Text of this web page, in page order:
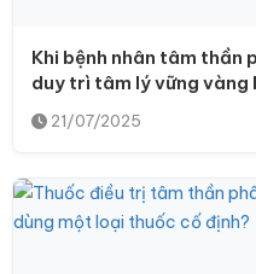
Khi bệnh nhân tâm thần
duy trì tâm lý vững vàng
21/07/2025